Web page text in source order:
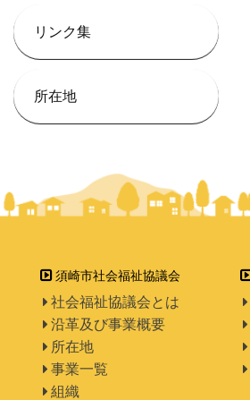
リンク集
所在地
須崎市社会福祉協議会
社会福祉協議会とは
沿革及び事業概要
所在地
事業一覧
組織